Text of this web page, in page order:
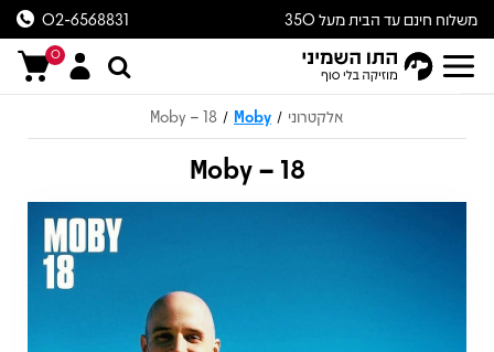
משלוח חינם עד הבית מעל 350
ש״ח
02-6568831
0
אלקטרוני /
Moby
/
Moby – 18
Moby – 18